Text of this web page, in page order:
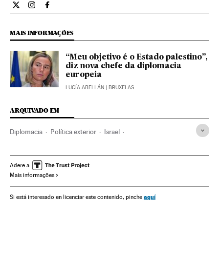
Internacional El País Brasil en Twitter
Internacional El País Brasil en Instagram
Internacional El País Brasil en Facebook
MAIS INFORMAÇÕES
“Meu objetivo é o Estado palestino”,
diz nova chefe da diplomacia
europeia
LUCÍA ABELLÁN | BRUXELAS
ARQUIVADO EM
Diplomacia Política exterior Israel
Palestina Conflitos territoriais
Oriente médio
Ásia Conflitos Relações exteriores
Adere a
Mais informações
Si está interesado en licenciar este contenido, pinche aquí